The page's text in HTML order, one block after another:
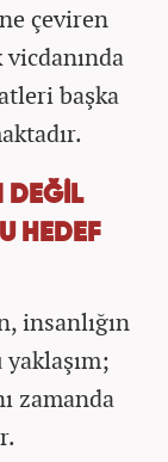
çeviren
başka
DEĞİL
HEDEF
insanlığın
zamanda